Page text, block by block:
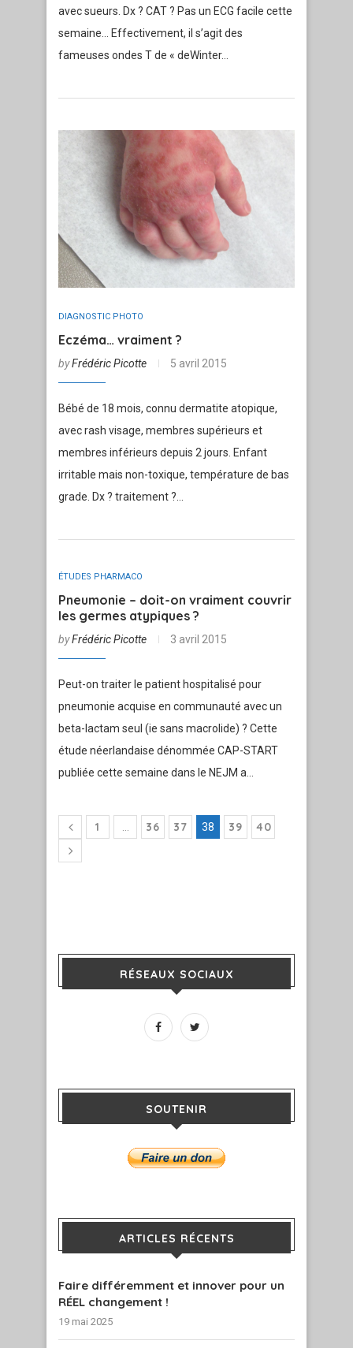
avec sueurs. Dx ? CAT ? Pas un ECG facile cette
semaine… Effectivement, il s’agit des
fameuses ondes T de « deWinter…
DIAGNOSTIC PHOTO
Eczéma… vraiment ?
byFrédéric Picotte 5 avril 2015
Bébé de 18 mois, connu dermatite atopique,
avec rash visage, membres supérieurs et
membres inférieurs depuis 2 jours. Enfant
irritable mais non-toxique, température de bas
grade. Dx ? traitement ?…
ÉTUDES PHARMACO
Pneumonie – doit-on vraiment couvrir
les germes atypiques ?
byFrédéric Picotte 3 avril 2015
Peut-on traiter le patient hospitalisé pour
pneumonie acquise en communauté avec un
beta-lactam seul (ie sans macrolide) ? Cette
étude néerlandaise dénommée CAP-START
publiée cette semaine dans le NEJM a…
1 36 37 38 39 40
RÉSEAUX SOCIAUX
SOUTENIR
ARTICLES RÉCENTS
Faire différemment et innover pour un
RÉEL changement !
19 mai 2025